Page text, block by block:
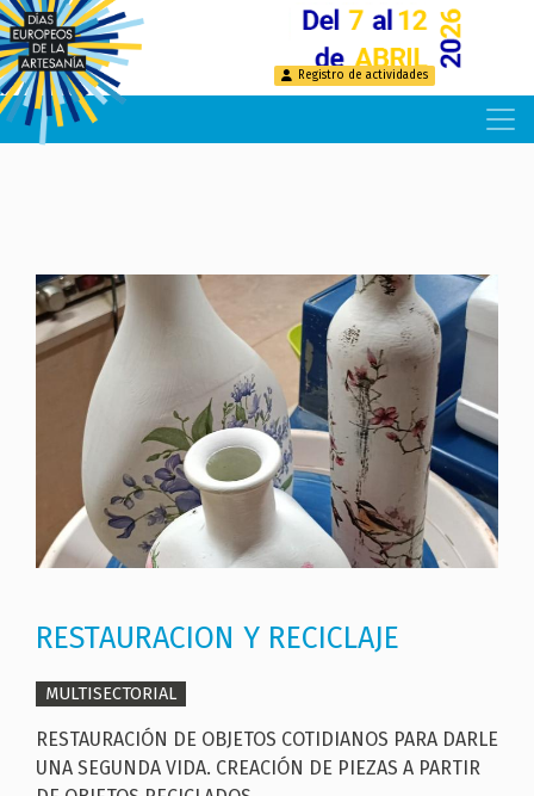
Pasar
contenido
Registro de actividades
RESTAURACION Y RECICLAJE
MULTISECTORIAL
RESTAURACIÓN DE OBJETOS COTIDIANOS PARA DARLE
UNA SEGUNDA VIDA. CREACIÓN DE PIEZAS A PARTIR